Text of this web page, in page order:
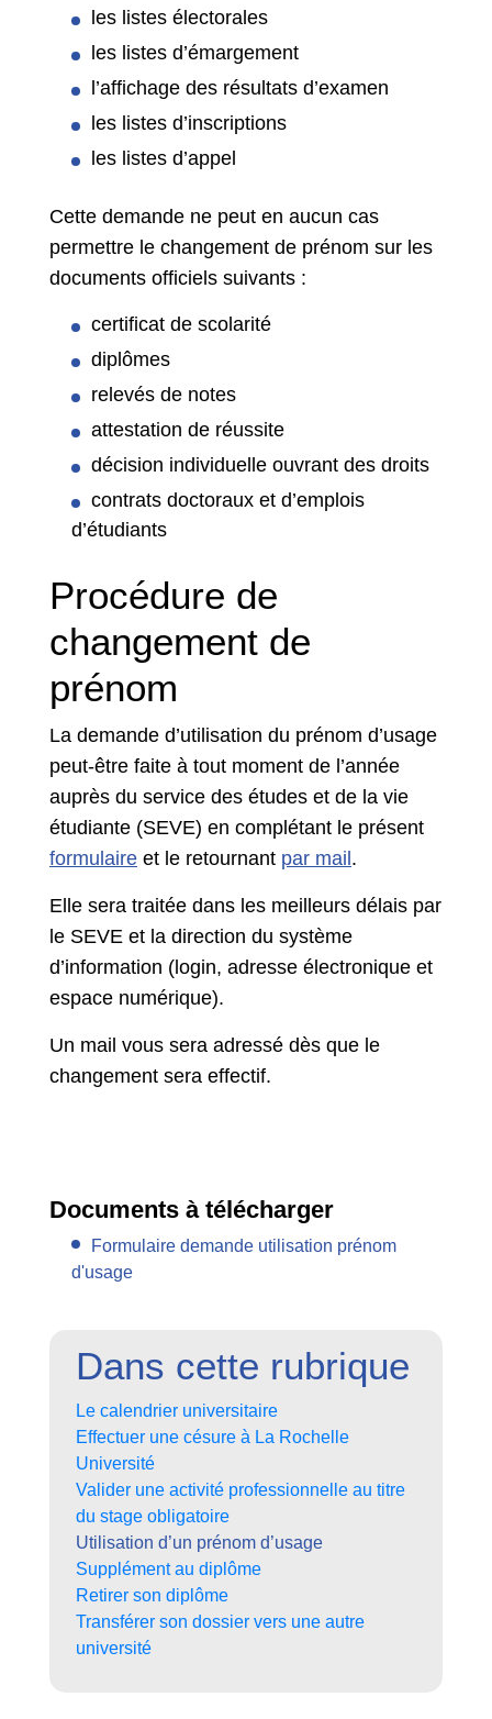
les listes électorales
les listes d’émargement
l’affichage des résultats d’examen
les listes d’inscriptions
les listes d’appel
Cette demande ne peut en aucun cas
permettre le changement de prénom sur les
documents officiels suivants :
certificat de scolarité
diplômes
relevés de notes
attestation de réussite
décision individuelle ouvrant des droits
contrats doctoraux et d’emplois
d’étudiants
Procédure de
changement de
prénom
La demande d’utilisation du prénom d’usage
peut-être faite à tout moment de l’année
auprès du service des études et de la vie
étudiante (SEVE) en complétant le présent
formulaire et le retournant par mail .
Elle sera traitée dans les meilleurs délais par
le SEVE et la direction du système
d’information (login, adresse électronique et
espace numérique).
Un mail vous sera adressé dès que le
changement sera effectif.
Documents à télécharger
Formulaire demande utilisation prénom
d'usage
Dans cette rubrique
Le calendrier universitaire
Effectuer une césure à La Rochelle
Université
Valider une activité professionnelle au titre
du stage obligatoire
Utilisation d’un prénom d’usage
Supplément au diplôme
Retirer son diplôme
Transférer son dossier vers une autre
université